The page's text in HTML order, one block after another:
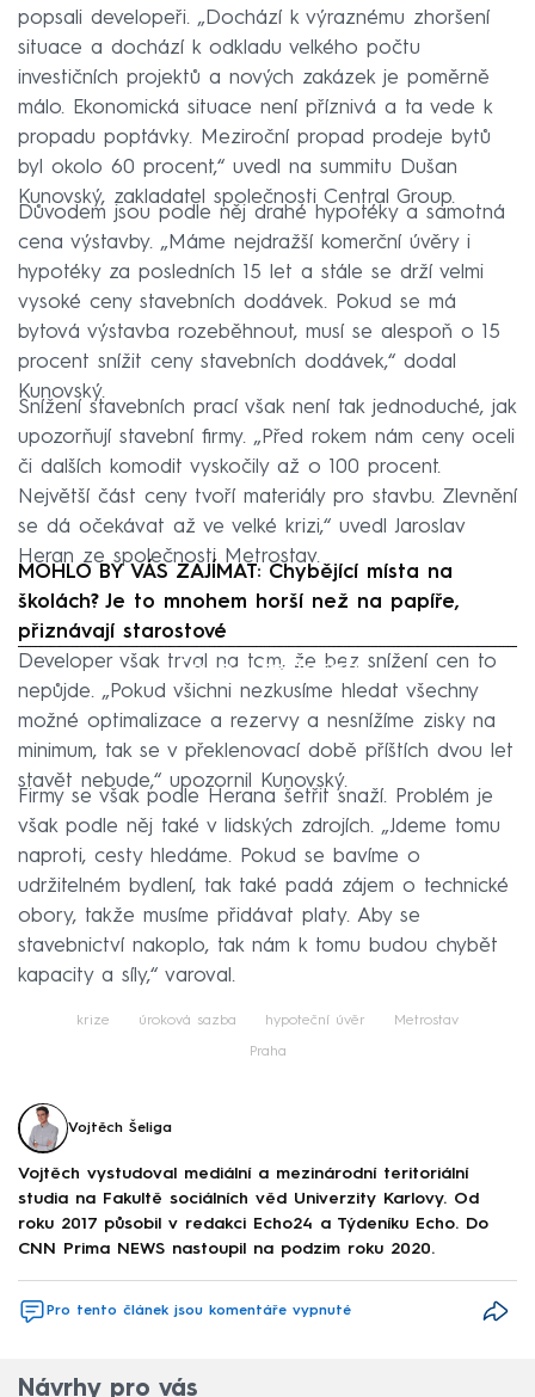
popsali developeři. „Dochází k výraznému zhoršení
situace a dochází k odkladu velkého počtu
investičních projektů a nových zakázek je poměrně
málo. Ekonomická situace není příznivá a ta vede k
propadu poptávky. Meziroční propad prodeje bytů
byl okolo 60 procent,“ uvedl na summitu Dušan
Kunovský, zakladatel společnosti Central Group.
Důvodem jsou podle něj drahé hypotéky a samotná
cena výstavby. „Máme nejdražší komerční úvěry i
hypotéky za posledních 15 let a stále se drží velmi
vysoké ceny stavebních dodávek. Pokud se má
bytová výstavba rozeběhnout, musí se alespoň o 15
procent snížit ceny stavebních dodávek,“ dodal
Kunovský.
Snížení stavebních prací však není tak jednoduché, jak
upozorňují stavební firmy. „Před rokem nám ceny oceli
či dalších komodit vyskočily až o 100 procent.
Největší část ceny tvoří materiály pro stavbu. Zlevnění
se dá očekávat až ve velké krizi,“ uvedl Jaroslav
Heran ze společnosti Metrostav.
MOHLO BY VÁS ZAJÍMAT: Chybějící místa na
školách? Je to mnohem horší než na papíře,
přiznávají starostové
Failed to fetch
Developer však trval na tom, že bez snížení cen to
nepůjde. „Pokud všichni nezkusíme hledat všechny
možné optimalizace a rezervy a nesnížíme zisky na
minimum, tak se v překlenovací době příštích dvou let
stavět nebude,“ upozornil Kunovský.
Firmy se však podle Herana šetřit snaží. Problém je
však podle něj také v lidských zdrojích. „Jdeme tomu
naproti, cesty hledáme. Pokud se bavíme o
udržitelném bydlení, tak také padá zájem o technické
obory, takže musíme přidávat platy. Aby se
stavebnictví nakoplo, tak nám k tomu budou chybět
kapacity a síly,“ varoval.
krize úroková sazba hypoteční úvěr Metrostav
Praha
Vojtěch Šeliga
Vojtěch vystudoval mediální a mezinárodní teritoriální
studia na Fakultě sociálních věd Univerzity Karlovy. Od
roku 2017 působil v redakci Echo24 a Týdeníku Echo. Do
CNN Prima NEWS nastoupil na podzim roku 2020.
Pro tento článek jsou komentáře vypnuté
Návrhy pro vás